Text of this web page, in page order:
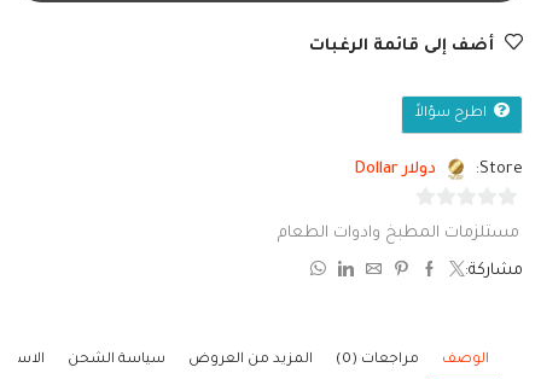
أضف إلى قائمة الرغبات
اطرح سؤالاً
Store: دولار Dollar
0
مستلزمات المطبخ وادوات الطعام
مشاركة:
الوصف مراجعات (0) المزيد من العروض سياسة الشحن